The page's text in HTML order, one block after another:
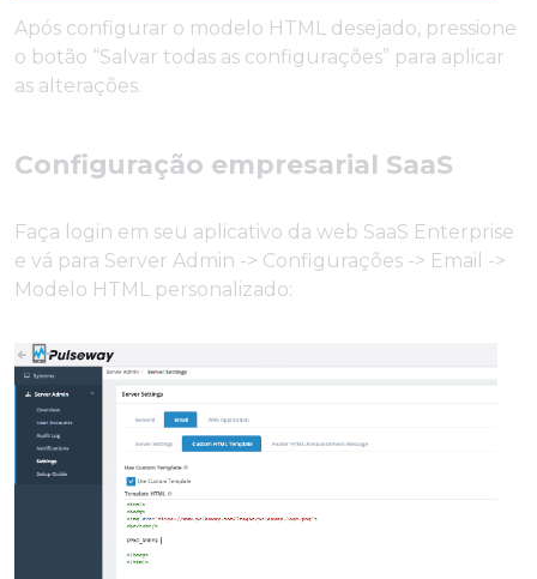
Após configurar o modelo HTML desejado, pressione
o botão “Salvar todas as configurações” para aplicar
as alterações.
Configuração empresarial SaaS
Faça login em seu aplicativo da web SaaS Enterprise
e vá para Server Admin -> Configurações -> Email ->
Modelo HTML personalizado: